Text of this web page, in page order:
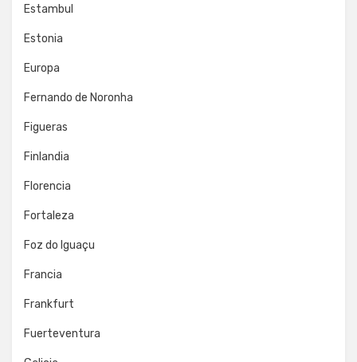
Estambul
Estonia
Europa
Fernando de Noronha
Figueras
Finlandia
Florencia
Fortaleza
Foz do Iguaçu
Francia
Frankfurt
Fuerteventura